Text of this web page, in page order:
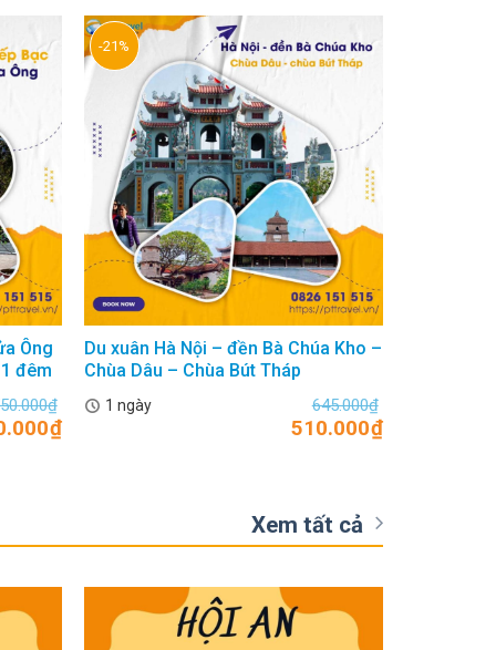
Ông
đêm
₫
₫
-21%
Du xuân Hà Nội – đền Bà Chúa Kho –
Chùa Dâu – Chùa Bút Tháp
645.000₫
510.000₫
1 ngày
Xem tất cả